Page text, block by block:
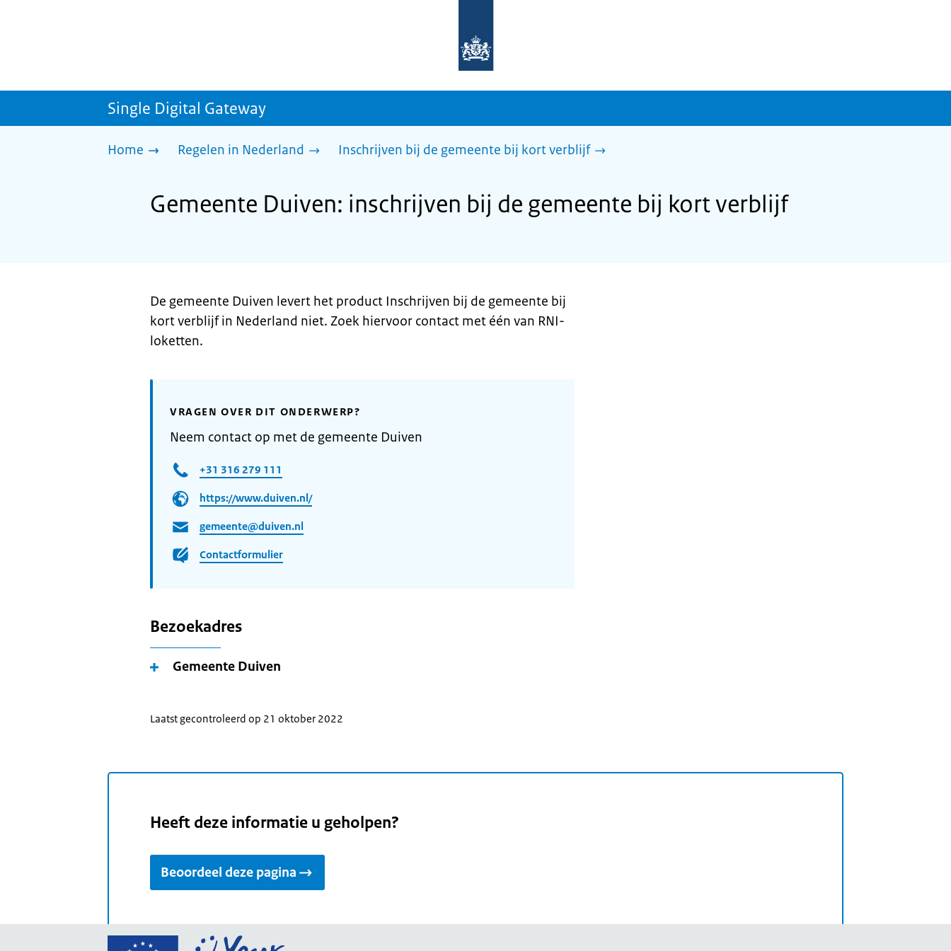
homepage
sdg.rijksoverheid.nl
Single Digital Gateway
Home Regelen in Nederland Inschrijven bij de gemeente bij kort verblijf
Gemeente Duiven: inschrijven bij de gemeente bij kort verblijf
De gemeente Duiven levert het product Inschrijven bij de gemeente bij
kort verblijf in Nederland niet. Zoek hiervoor contact met één van RNI-
loketten.
VRAGEN OVER DIT ONDERWERP?
Neem contact op met de gemeente Duiven
+31 316 279 111
https://www.duiven.nl/
gemeente@duiven.nl
Contactformulier
Bezoekadres
Gemeente Duiven
Laatst gecontroleerd op 21 oktober 2022
Heeft deze informatie u geholpen?
Beoordeel deze pagina
Ga